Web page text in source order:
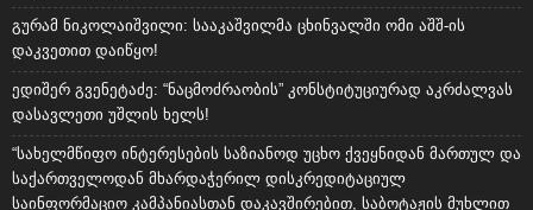
გურამ ნიკოლაიშვილი: სააკაშვილმა ცხინვალში ომი აშშ-ის
დაკვეთით დაიწყო!
ედიშერ გვენეტაძე: “ნაცმოძრაობის” კონსტიტუციურად აკრძალვას
დასავლეთი უშლის ხელს!
“სახელმწიფო ინტერესების საზიანოდ უცხო ქვეყნიდან მართულ და
საქართველოდან მხარდაჭერილ დისკრედიტაციულ
საინფორმაციო კამპანიასთან დაკავშირებით, საბოტაჟის მუხლით